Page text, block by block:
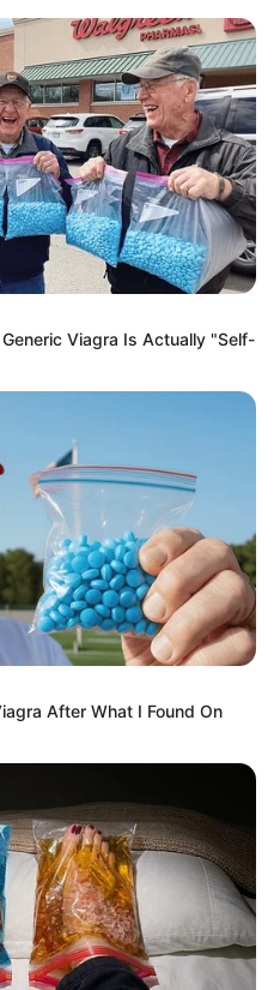
постріли:
увірватися до
Viagra Is Actually "Self-
After What I Found On